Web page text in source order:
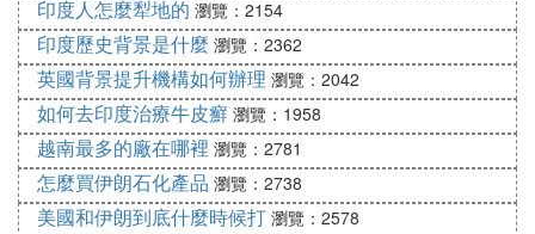
期戰亂，其軍事力量可能受到了較大削弱，相對而
言，在這五個國家中可能處於較弱的地位。但這並不
意味著敘利亞的軍事實力可以忽略不計，其在實戰中
仍表現出一定的抵抗力和韌性。
印度人怎麼犁地的 瀏覽：2154
印度歷史背景是什麼 瀏覽：2362
英國背景提升機構如何辦理 瀏覽：2042
如何去印度治療牛皮癬 瀏覽：1958
越南最多的廠在哪裡 瀏覽：2781
怎麼買伊朗石化產品 瀏覽：2738
美國和伊朗到底什麼時候打 瀏覽：2578